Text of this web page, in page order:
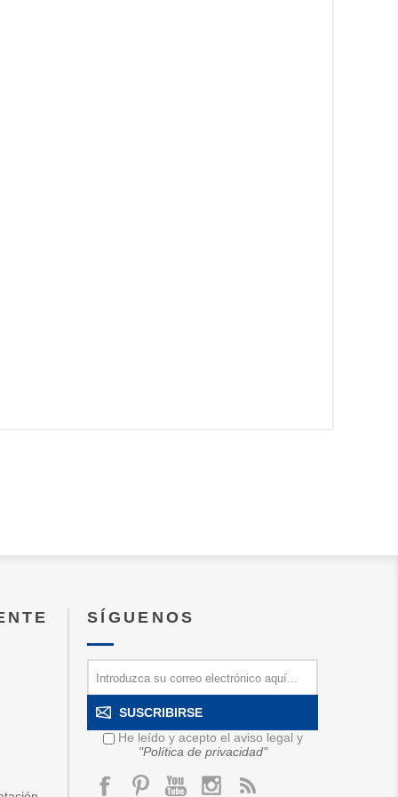
SÍGUENOS
SUSCRIBIRSE
He leído y acepto el aviso legal y
"Política de privacidad"